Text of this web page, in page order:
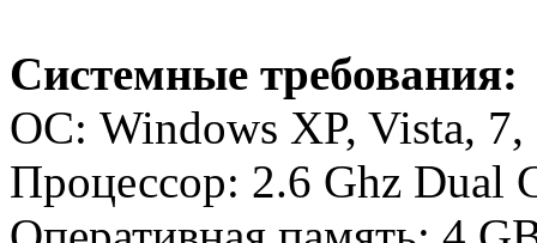
Системные требования:
ОС: Windows XP, Vista, 7,
Процессор: 2.6 Ghz Dual